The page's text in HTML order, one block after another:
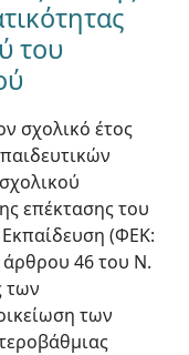
του
σχολικό έτος
επέκτασης του
(ΦΕΚ:
άρθρου 46 του Ν.
των
των